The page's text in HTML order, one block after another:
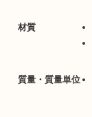
材質
質量・質量単位